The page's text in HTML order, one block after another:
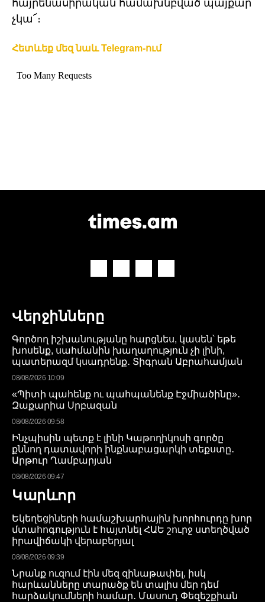
հայրենասիրական համախնբված պայքար
չկա՜։
Հետևեք մեզ նաև Telegram-ում
Վերջինները
Գործող իշխանությանը հարցնես, կասեն՝ եթե
խոսենք, սահմանին խաղաղություն չի լինի,
պատերազմ կսադրենք․ Տիգրան Աբրահամյան
08/08/2026 10:09
«Պիտի պահենք ու պահպանենք Էջմիածինը»․
Զաքարիա Սրբազան
08/08/2026 09:58
Ինչպիսին պետք է լինի Կաթողիկոսի գործը
քննող դատավորի ինքնաբացարկի տեքստը․
Արթուր Ղամբարյան
08/08/2026 09:47
Կարևոր
Եկեղեցիների համաշխարհային խորհուրդը խոր
մտահոգություն է հայտնել ՀԱԵ շուրջ ստեղծված
իրավիճակի վերաբերյալ
08/08/2026 09:39
Նրանք ուզում էին մեզ զինաթափել, իսկ
հարևանները տարածք են տալիս մեր դեմ
հարձակումների համար․ Մասուդ Փեզեշքիան